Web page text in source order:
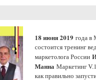
18 июня 2019 года в
состоится тренинг
маркетолога России
МаннаМаркетинг
как правильно